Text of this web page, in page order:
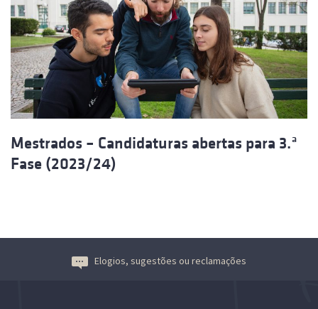
Mestrados – Candidaturas abertas para 3.ª
Fase (2023/24)
Elogios, sugestões ou reclamações